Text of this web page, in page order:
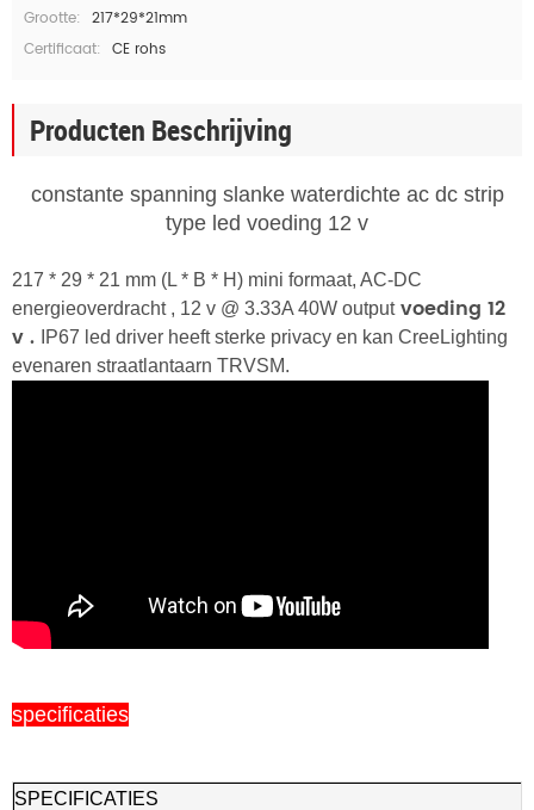
Grootte: 217*29*21mm
Certificaat: CE rohs
Producten Beschrijving
constante spanning slanke waterdichte ac dc strip
type led voeding 12 v
217 * 29 * 21 mm (L * B * H) mini formaat, AC-DC
energieoverdracht, 12 v @ 3.33A 40W outputvoeding 12
v.
IP67 led driver heeft sterke privacy en kan CreeLighting
evenaren straatlantaarn TRVSM.
specificaties
SPECIFICATIES